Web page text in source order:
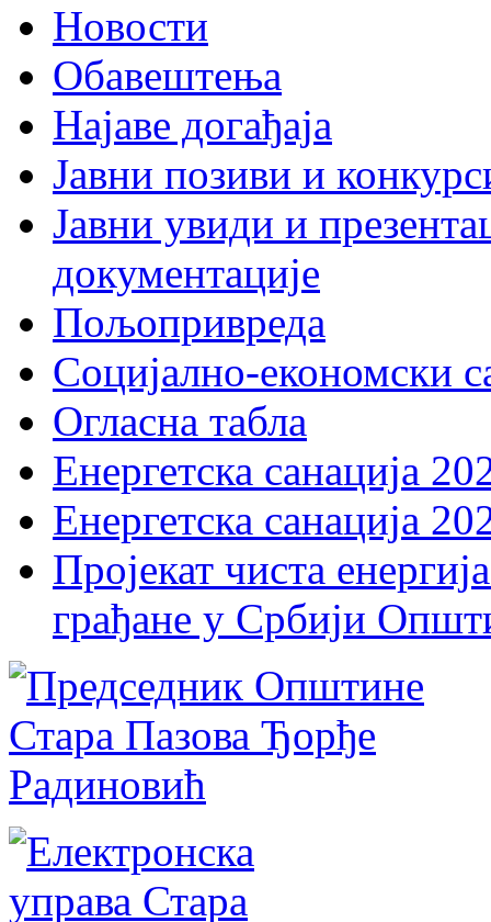
Новости
Обавештења
Најаве догађаја
Јавни позиви и
Јавни увиди и
документације
Пољопривреда
Социјално-економски
Огласна табла
Енергетска санација
Енергетска санација
Пројекат чиста
грађане у Србији